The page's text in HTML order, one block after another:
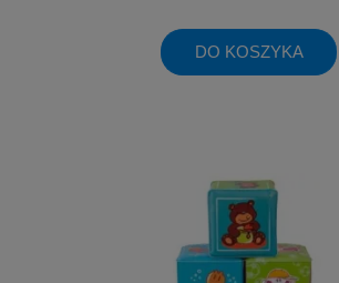
DO KOSZYKA